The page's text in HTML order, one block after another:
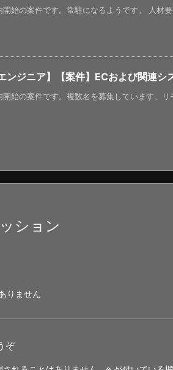
開始の案件です。常駐になるようです。 人材
エンジニア】【案件】ECおよび関連
開始の案件です。複数名を募集しています。
ション
りません
ぞ